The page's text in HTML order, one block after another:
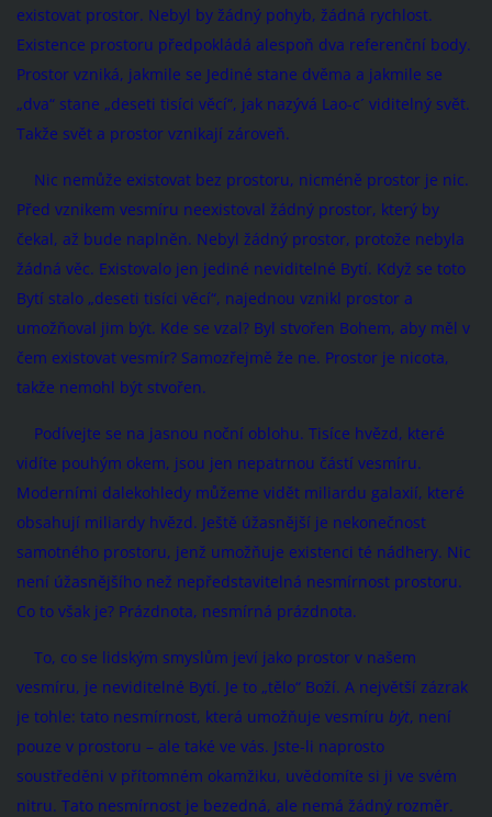
existovat prostor. Nebyl by žádný pohyb, žádná rychlost.
Existence prostoru předpokládá alespoň dva referenční body.
Prostor vzniká, jakmile se Jediné stane dvěma a jakmile se
„dva“ stane „deseti tisíci věcí“, jak nazývá Lao-c´ viditelný svět.
Takže svět a prostor vznikají zároveň.
Nic nemůže existovat bez prostoru, nicméně prostor je nic.
Před vznikem vesmíru neexistoval žádný prostor, který by
čekal, až bude naplněn. Nebyl žádný prostor, protože nebyla
žádná věc. Existovalo jen jediné neviditelné Bytí. Když se toto
Bytí stalo „deseti tisíci věcí“, najednou vznikl prostor a
umožňoval jim být. Kde se vzal? Byl stvořen Bohem, aby měl v
čem existovat vesmír? Samozřejmě že ne. Prostor je nicota,
takže nemohl být stvořen.
Podívejte se na jasnou noční oblohu. Tisíce hvězd, které
vidíte pouhým okem, jsou jen nepatrnou částí vesmíru.
Moderními dalekohledy můžeme vidět miliardu galaxií, které
obsahují miliardy hvězd. Ještě úžasnější je nekonečnost
samotného prostoru, jenž umožňuje existenci té nádhery. Nic
není úžasnějšího než nepředstavitelná nesmírnost prostoru.
Co to však je? Prázdnota, nesmírná prázdnota.
To, co se lidským smyslům jeví jako prostor v našem
vesmíru, je neviditelné Bytí. Je to „tělo“ Boží. A největší zázrak
je tohle: tato nesmírnost, která umožňuje vesmíru být, není
pouze v prostoru – ale také ve vás. Jste-li naprosto
soustředěni v přítomném okamžiku, uvědomíte si ji ve svém
nitru. Tato nesmírnost je bezedná, ale nemá žádný rozměr.